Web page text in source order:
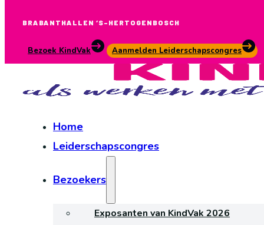
BRABANTHALLEN ‘S-HERTOGENBOSCH
Bezoek KindVak Aanmelden Leiderschapscongres
Home
Leiderschapscongres
Bezoekers
Exposanten van KindVak 2026